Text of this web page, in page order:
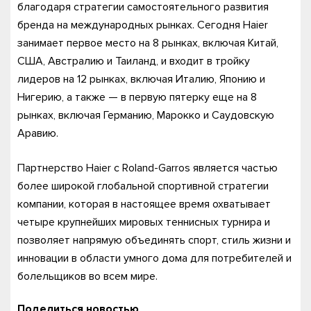
благодаря стратегии самостоятельного развития
бренда на международных рынках. Сегодня Haier
занимает первое место на 8 рынках, включая Китай,
США, Австралию и Таиланд, и входит в тройку
лидеров на 12 рынках, включая Италию, Японию и
Нигерию, а также — в первую пятерку еще на 8
рынках, включая Германию, Марокко и Саудовскую
Аравию.
Партнерство Haier с Roland-Garros является частью
более широкой глобальной спортивной стратегии
компании, которая в настоящее время охватывает
четыре крупнейших мировых теннисных турнира и
позволяет напрямую объединять спорт, стиль жизни и
инновации в области умного дома для потребителей и
болельщиков во всем мире.